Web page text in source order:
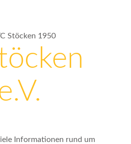
Informationen rund um